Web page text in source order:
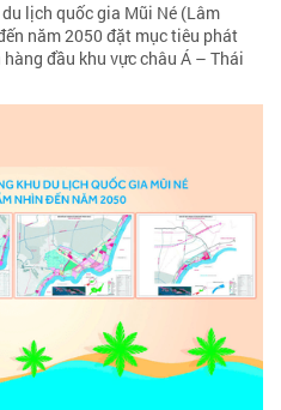
lịch quốc gia Mũi Né (Lâm
năm 2050 đặt mục tiêu phát
đầu khu vực châu Á – Thái